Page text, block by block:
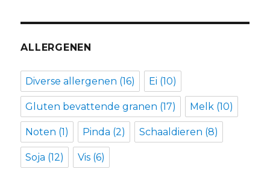
ALLERGENEN
Diverse allergenen (16) Ei (10)
Gluten bevattende granen (17) Melk (10)
Noten (1) Pinda (2) Schaaldieren (8)
Soja (12) Vis (6)